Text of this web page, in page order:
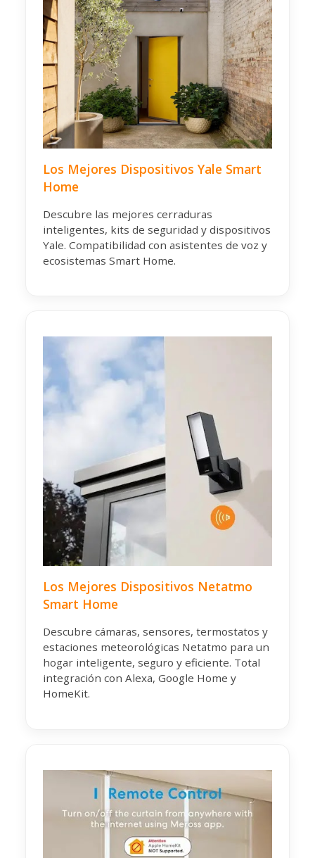
Los Mejores Dispositivos Yale Smart
Home
Descubre las mejores cerraduras
inteligentes, kits de seguridad y dispositivos
Yale. Compatibilidad con asistentes de voz y
ecosistemas Smart Home.
Los Mejores Dispositivos Netatmo
Smart Home
Descubre cámaras, sensores, termostatos y
estaciones meteorológicas Netatmo para un
hogar inteligente, seguro y eficiente. Total
integración con Alexa, Google Home y
HomeKit.